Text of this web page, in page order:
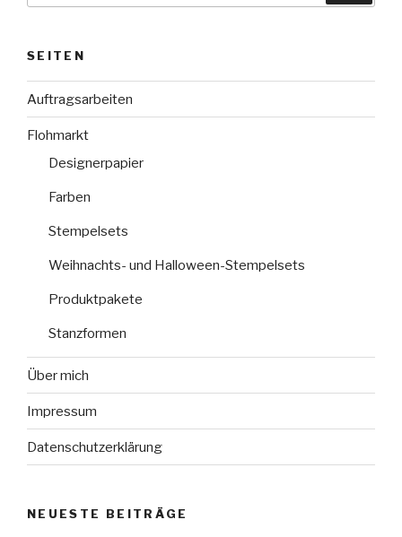
SEITEN
Auftragsarbeiten
Flohmarkt
Designerpapier
Farben
Stempelsets
Weihnachts- und Halloween-Stempelsets
Produktpakete
Stanzformen
Über mich
Impressum
Datenschutzerklärung
NEUESTE BEITRÄGE